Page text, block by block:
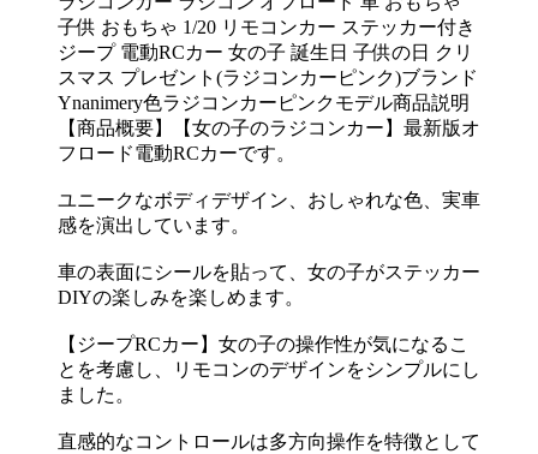
子供 おもちゃ 1/20 リモコンカー ステッカー付き
ジープ 電動RCカー 女の子 誕生日 子供の日 クリ
スマス プレゼント(ラジコンカーピンク)ブランド
Ynanimery色ラジコンカーピンクモデル商品説明
【商品概要】【女の子のラジコンカー】最新版オ
フロード電動RCカーです。
ユニークなボディデザイン、おしゃれな色、実車
感を演出しています。
車の表面にシールを貼って、女の子がステッカー
DIYの楽しみを楽しめます。
【ジープRCカー】女の子の操作性が気になるこ
とを考慮し、リモコンのデザインをシンプルにし
ました。
直感的なコントロールは多方向操作を特徴として